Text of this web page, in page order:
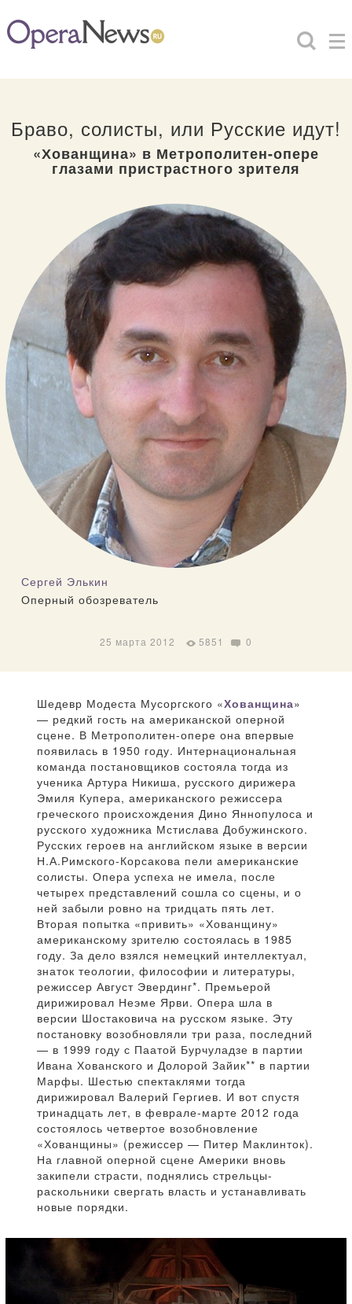
Браво, солисты, или Русские идут!
«Хованщина» в Метрополитен-опере
глазами пристрастного зрителя
Сергей Элькин
Оперный обозреватель
25 марта 2012 5851 0
Шедевр Модеста Мусоргского «Хованщина»
— редкий гость на американской оперной
сцене. В Метрополитен-опере она впервые
появилась в 1950 году. Интернациональная
команда постановщиков состояла тогда из
ученика Артура Никиша, русского дирижера
Эмиля Купера, американского режиссера
греческого происхождения Дино Яннопулоса и
русского художника Мстислава Добужинского.
Русских героев на английском языке в версии
Н.А.Римского-Корсакова пели американские
солисты. Опера успеха не имела, после
четырех представлений сошла со сцены, и о
ней забыли ровно на тридцать пять лет.
Вторая попытка «привить» «Хованщину»
американскому зрителю состоялась в 1985
году. За дело взялся немецкий интеллектуал,
знаток теологии, философии и литературы,
режиссер Август Эвердинг*. Премьерой
дирижировал Неэме Ярви. Опера шла в
версии Шостаковича на русском языке. Эту
постановку возобновляли три раза, последний
— в 1999 году с Паатой Бурчуладзе в партии
Ивана Хованского и Долорой Зайик** в партии
Марфы. Шестью спектаклями тогда
дирижировал Валерий Гергиев. И вот спустя
тринадцать лет, в феврале-марте 2012 года
состоялось четвертое возобновление
«Хованщины» (режиссер — Питер Маклинток).
На главной оперной сцене Америки вновь
закипели страсти, поднялись стрельцы-
раскольники свергать власть и устанавливать
новые порядки.